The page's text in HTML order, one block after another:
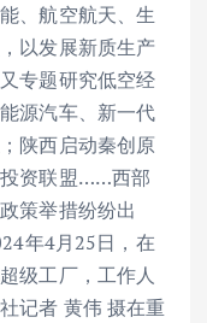
、航空航天、生
以发展新质生产
专题研究低空经
源汽车、新一代
陕西启动秦创原
资联盟……西部
策举措纷纷出
年4月25日，在
级工厂，工作人
记者 黄伟 摄在重